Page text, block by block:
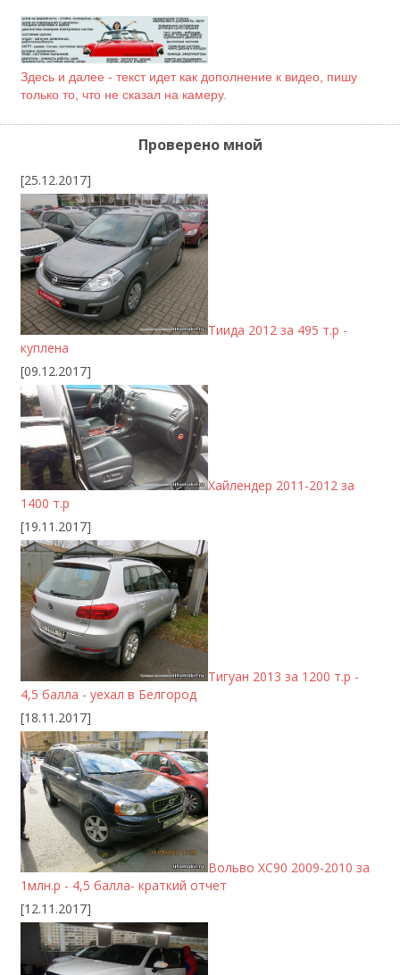
Здесь и далее - текст идет как дополнение к видео, пишу
только то, что не сказал на камеру.
Проверено мной
[25.12.2017]
Тиида 2012 за 495 т.р -
куплена
[09.12.2017]
Хайлендер 2011-2012 за
1400 т.р
[19.11.2017]
Тигуан 2013 за 1200 т.р -
4,5 балла - уехал в Белгород
[18.11.2017]
Вольво ХС90 2009-2010 за
1млн.р - 4,5 балла- краткий отчет
[12.11.2017]